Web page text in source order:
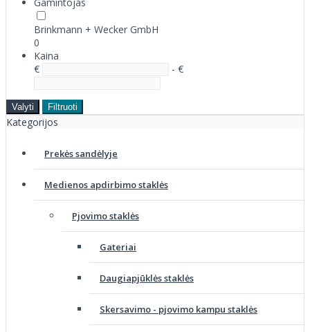
Gamintojas
Brinkmann + Wecker GmbH
0
Kaina
€
- €
Valyti Filtruoti
Kategorijos
Prekės sandėlyje
Medienos apdirbimo staklės
Pjovimo staklės
Gateriai
Daugiapjūklės staklės
Skersavimo - pjovimo kampu staklės